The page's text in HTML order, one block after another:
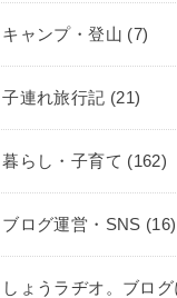
キャンプ・登山 (7)
子連れ旅行記 (21)
暮らし・子育て (162)
ブログ運営・SNS (16)
しょうラヂオ。ブロ